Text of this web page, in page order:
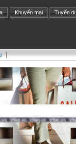
Khuyến mại Tuyển